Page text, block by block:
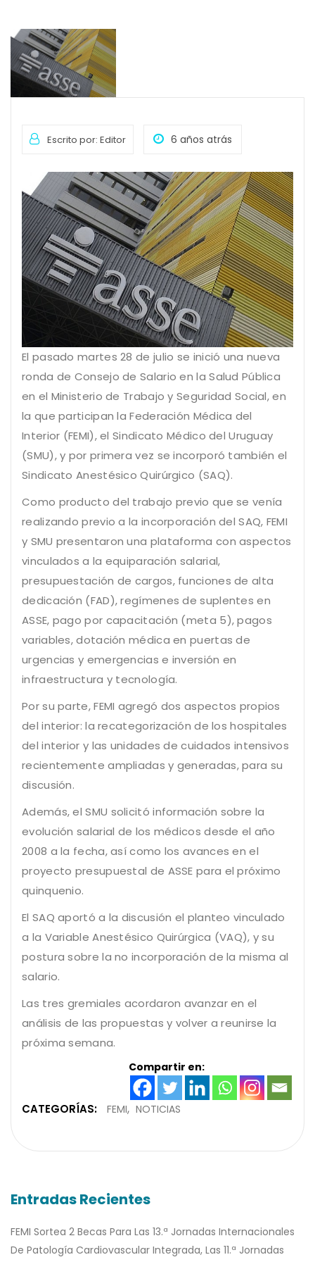
Escrito por: Editor 6 años atrás
El pasado martes 28 de julio se inició una nueva
ronda de Consejo de Salario en la Salud Pública
en el Ministerio de Trabajo y Seguridad Social, en
la que participan la Federación Médica del
Interior (FEMI), el Sindicato Médico del Uruguay
(SMU), y por primera vez se incorporó también el
Sindicato Anestésico Quirúrgico (SAQ).
Como producto del trabajo previo que se venía
realizando previo a la incorporación del SAQ, FEMI
y SMU presentaron una plataforma con aspectos
vinculados a la equiparación salarial,
presupuestación de cargos, funciones de alta
dedicación (FAD), regímenes de suplentes en
ASSE, pago por capacitación (meta 5), pagos
variables, dotación médica en puertas de
urgencias y emergencias e inversión en
infraestructura y tecnología.
Por su parte, FEMI agregó dos aspectos propios
del interior: la recategorización de los hospitales
del interior y las unidades de cuidados intensivos
recientemente ampliadas y generadas, para su
discusión.
Además, el SMU solicitó información sobre la
evolución salarial de los médicos desde el año
2008 a la fecha, así como los avances en el
proyecto presupuestal de ASSE para el próximo
quinquenio.
El SAQ aportó a la discusión el planteo vinculado
a la Variable Anestésico Quirúrgica (VAQ), y su
postura sobre la no incorporación de la misma al
salario.
Las tres gremiales acordaron avanzar en el
análisis de las propuestas y volver a reunirse la
próxima semana.
Compartir en:
CATEGORÍAS: FEMI NOTICIAS
Entradas Recientes
FEMI Sortea 2 Becas Para Las 13.ª Jornadas Internacionales
De Patología Cardiovascular Integrada, Las 11.ª Jornadas